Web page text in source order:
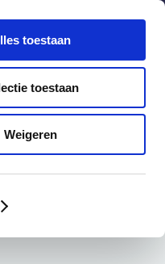
toestaan
toestaan
Weigeren